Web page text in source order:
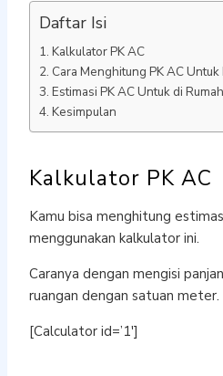
Daftar Isi
Kalkulator PK AC
Cara Menghitung PK AC Untuk
Estimasi PK AC Untuk di Rumah
Kesimpulan
Kalkulator PK AC
Kamu bisa menghitung
menggunakan kalkulator ini.
Caranya dengan mengisi
ruangan dengan satuan meter.
[Calculator id=’1′]